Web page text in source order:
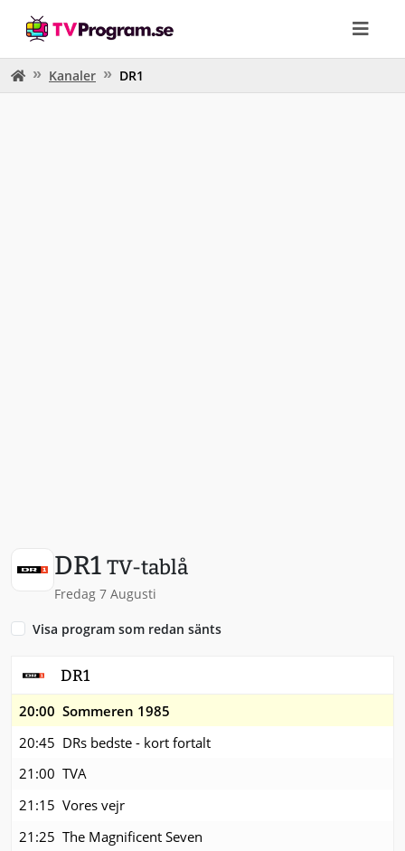
Kanaler DR1
DR1 TV-tablå
Fredag 7 Augusti
Visa program som redan sänts
DR1
20:00 Sommeren 1985
20:45 DRs bedste - kort fortalt
21:00 TVA
21:15 Vores vejr
21:25 The Magnificent Seven